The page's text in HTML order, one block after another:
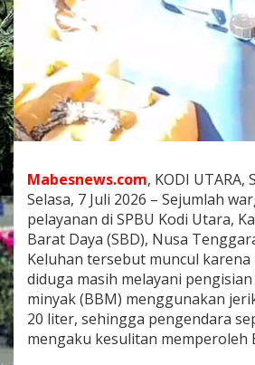
a
d
a
M
o
o
r
K
e
c
i
K
e
l
u
Mabesnews.com, KODI UTARA,
Selasa, 7 Juli 2026 – Sejumlah
pelayanan di SPBU Kodi Utara,
Barat Daya (SBD), Nusa
Keluhan tersebut muncul karena
diduga masih melayani
minyak (BBM) menggunakan
20 liter, sehingga pengendara
mengaku kesulitan memperoleh